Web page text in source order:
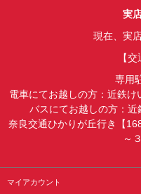
実
現在、実
【
専用
電車にてお越しの方：近鉄
バスにてお越しの方：
奈良交通ひかりが丘行き【
～
マイアカウント